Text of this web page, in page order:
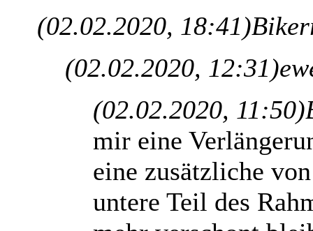
(02.02.2020, 18:41)
(02.02.2020, 12:31)
(02.02.2020, 11:50)
mir eine
eine zusätzliche
untere Teil des